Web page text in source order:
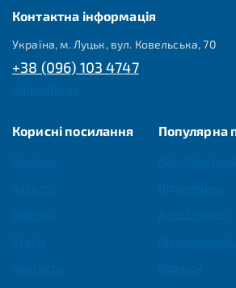
Контактна інформація
Україна, м. Луцьк, вул. Ковельська, 70
+38 (096) 103 4747
Корисні посилання Популярна